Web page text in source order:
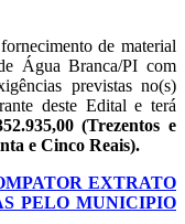
de material
Água Branca/PI com
previstas no(s)
deste Edital e terá
(Trezentos e
e Cinco Reais).
EXTRATO
PELO MUNICIPIO